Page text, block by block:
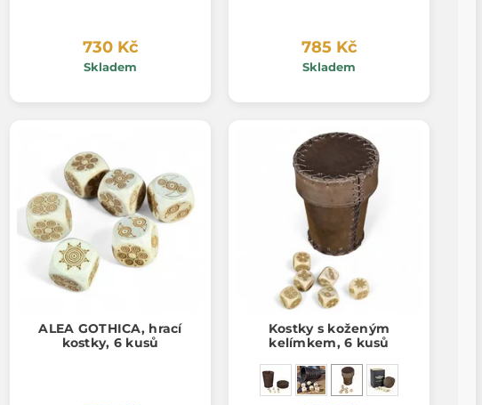
730 Kč
Skladem
785 Kč
Skladem
ALEA GOTHICA, hrací
kostky, 6 kusů
Kostky s koženým
kelímkem, 6 kusů